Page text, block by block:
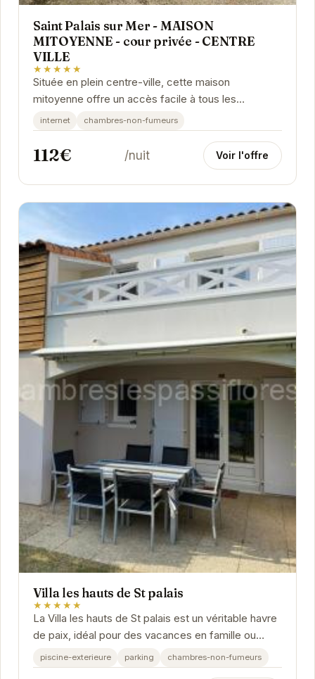
Saint Palais sur Mer - MAISON
MITOYENNE - cour privée - CENTRE
VILLE
★★★★★
Située en plein centre-ville, cette maison
mitoyenne offre un accès facile à tous les
commerces et restaurants. La plage est également
à...
internet chambres-non-fumeurs
112€ /nuit Voir l'offre
Villa les hauts de St palais
★★★★★
La Villa les hauts de St palais est un véritable havre
de paix, idéal pour des vacances en famille ou
entre amis. Son emplacement privilégié à...
piscine-exterieure parking chambres-non-fumeurs